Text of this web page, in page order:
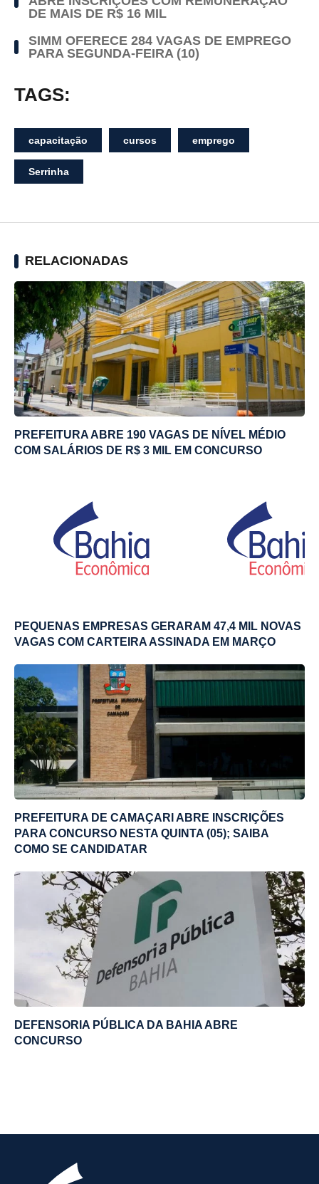
DE MAIS DE R$ 16 MIL
SIMM OFERECE 284 VAGAS DE EMPREGO
PARA SEGUNDA-FEIRA (10)
TAGS:
capacitação cursos emprego
Serrinha
RELACIONADAS
PREFEITURA ABRE 190 VAGAS DE NÍVEL MÉDIO
COM SALÁRIOS DE R$ 3 MIL EM CONCURSO
PEQUENAS EMPRESAS GERARAM 47,4 MIL NOVAS
VAGAS COM CARTEIRA ASSINADA EM MARÇO
PREFEITURA DE CAMAÇARI ABRE INSCRIÇÕES
PARA CONCURSO NESTA QUINTA (05); SAIBA
COMO SE CANDIDATAR
DEFENSORIA PÚBLICA DA BAHIA ABRE
CONCURSO